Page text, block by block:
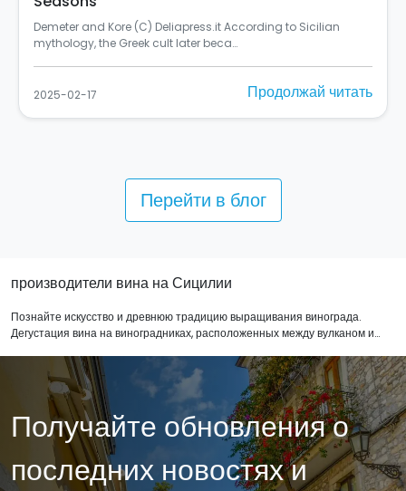
Si chiama "Rusulia" ed è al primo posto tra i murales dello
Street Art Cities del 2024 (C) Balarm…
2025-02-10 Продолжай читать
Перейти в блог
производители вина на Сицилии
Познайте искусство и древнюю традицию выращивания винограда.
Дегустация вина на виноградниках, расположенных между вулканом и
Сицилии, но и насладиться красивейшими пейзажами. Мы представляем
вам подборку мест, где вместе с дегустацией вина вам предложат блюда
традиционной сицилийской кухни, где вы можете заказать обед или
праздничный ужин в сопровождении лучших местных вин. Так же можно
выбрать винный курорт, чтобы провести выходные на природе среди
виноградников или даже несколько дней, культивируя виноград, и
наслаждаясь типичной сицилийской атмосферой.
Получайте обновления о
последних новостях и